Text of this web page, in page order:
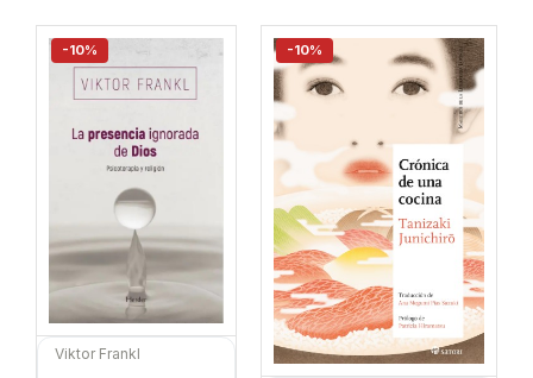
-10%
Viktor Frankl
-10%